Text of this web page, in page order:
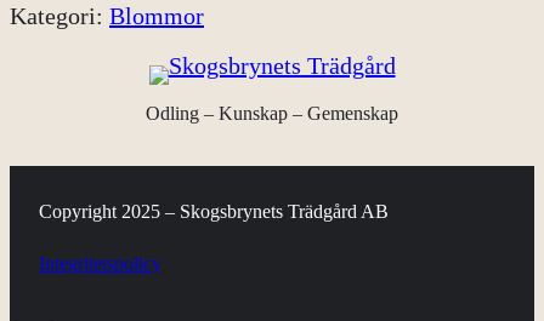
Kategori: Blommor
Odling – Kunskap – Gemenskap
Copyright 2025 – Skogsbrynets Trädgård AB
Integritetspolicy